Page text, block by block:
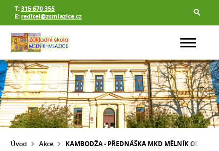
T:315 670 355
E: reditel@zsmlazice.cz
Úvod Akce KAMBODŽA - PŘEDNÁŠKA MKD MĚLNÍK OD 8:15